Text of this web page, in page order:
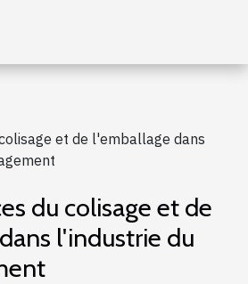
et de l'emballage dans
du colisage et de
l'industrie du